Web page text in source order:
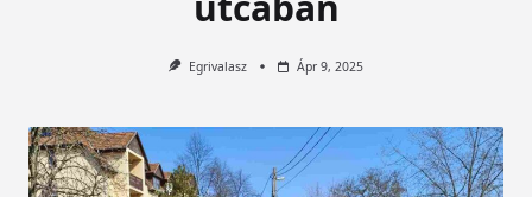
Egrivalasz Ápr 9, 2025